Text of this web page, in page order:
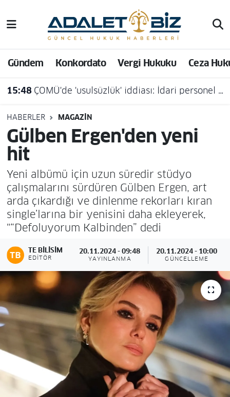
Gündem Konkordato Vergi Hukuku Ceza
15:48 ÇOMÜ'de 'usulsüzlük' iddiası: İdari personel açığa alındı
HABERLER MAGAZIN
Gülben Ergen'den yeni
hit
Yeni albümü için uzun süredir stüdyo
çalışmalarını sürdüren Gülben Ergen, art
arda çıkardığı ve dinlenme rekorları kıran
single’larına bir yenisini daha ekleyerek,
"“Defoluyorum Kalbinden” dedi
TE BILISIM
EDITÖR
20.11.2024 - 09:48
YAYINLANMA
20.11.2024 - 10:00
GÜNCELLEME
Hava Durumu
Trafik Durumu
Süper Lig Puan Durumu ve Fikstür
Tüm Manşetler
Son Dakika Haberleri
Haber Arşivi